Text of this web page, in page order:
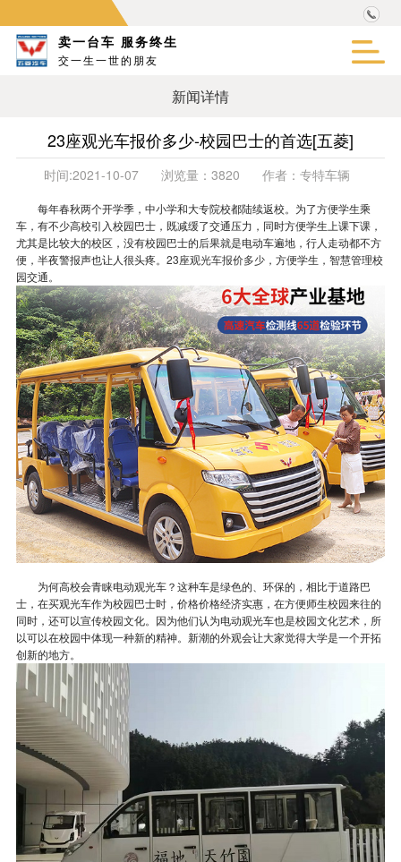
卖一台车 服务终生
交一生一世的朋友
新闻详情
23座观光车报价多少-校园巴士的首选[五菱]
时间:2021-10-07 浏览量： 3820 作者： 专特车辆
每年春秋两个开学季，中小学和大专院校都陆续返校。为了方便学生乘
车，有不少高校引入校园巴士，既减缓了交通压力，同时方便学生上课下课，
尤其是比较大的校区，没有校园巴士的后果就是电动车遍地，行人走动都不方
便，半夜警报声也让人很头疼。 23座观光车报价多少，方便学生，智慧管理校
园交通。
为何高校会青睐电动观光车？这种车是绿色的、环保的，相比于道路巴
士，在买观光车作为校园巴士时，价格价格经济实惠，在方便师生校园来往的
同时，还可以宣传校园文化。因为他们认为电动观光车也是校园文化艺术，所
以可以在校园中体现一种新的精神。新潮的外观会让大家觉得大学是一个开拓
创新的地方。